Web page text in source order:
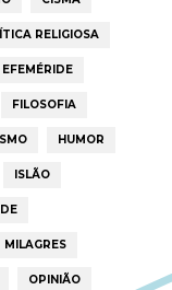
RELIGIOSA
EFEMÉRIDE
FILOSOFIA
HUMOR
ISLÃO
MILAGRES
OPINIÃO